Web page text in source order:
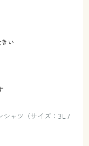
い
シャツ（サイズ：3L /